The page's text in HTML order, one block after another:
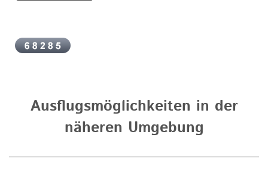
Ausflugsmöglichkeiten in der
näheren Umgebung